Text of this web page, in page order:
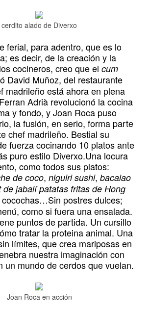
cerdito alado de Diverxo
ferial, para adentro, que es lo
es decir, de la creación y la
cocineros, creo que el cum
David Muñoz, del restaurante
madrileño está ahora en plena
Adrià revolucionó la cocina
y fondo, y Joan Roca puso
la fusión, en serio, forma parte
chef madrileño. Bestial su
fuerza cocinando 10 platos ante
puro estilo Diverxo.Una locura
como todos sus platos:
de coco, niguiri sushi, bacalao
de jabalí patatas fritas de Hong
cocochas…Sin postres dulces;
como si fuera una ensalada.
puntos de partida. Un cursillo
tratar la proteina animal. Una
límites, que crea mariposas en
nuestra imaginación con
un mundo de cerdos que vuelan.
Joan Roca en acción